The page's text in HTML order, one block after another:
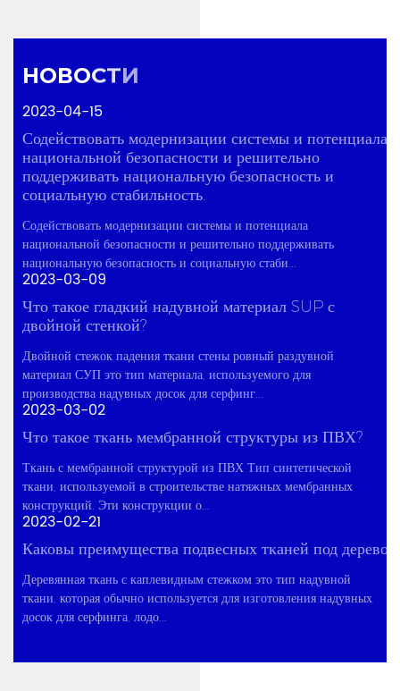
2023-04-15
Содействовать модернизации системы и потенциала
национальной безопасности и решительно
поддерживать национальную безопасность и
социальную стабильность.
Содействовать модернизации системы и потенциала
национальной безопасности и решительно поддерживать
национальную безопасность и социальную стаби...
2023-03-09
Что такое гладкий надувной материал SUP с
двойной стенкой?
Двойной стежок падения ткани стены ровный раздувной
материал СУП это тип материала, используемого для
производства надувных досок для серфинг...
2023-03-02
Что такое ткань мембранной структуры из ПВХ?
Ткань с мембранной структурой из ПВХ Тип синтетической
ткани, используемой в строительстве натяжных мембранных
конструкций. Эти конструкции о...
2023-02-21
Каковы преимущества подвесных тканей под дерево?
Деревянная ткань с каплевидным стежком это тип надувной
ткани, которая обычно используется для изготовления надувных
досок для серфинга, лодо...